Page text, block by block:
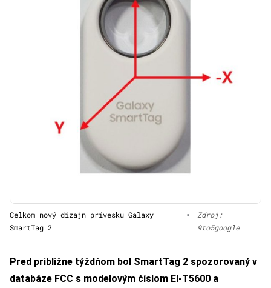
Celkom nový dizajn prívesku Galaxy
SmartTag 2
•
Zdroj:
9to5google
Pred približne týždňom bol SmartTag 2 spozorovaný v
databáze FCC s modelovým číslom EI-T5600 a